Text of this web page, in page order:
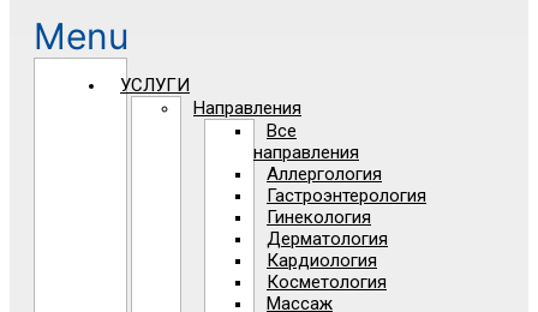
Menu
УСЛУГИ
Направления
Все
направления
Аллергология
Гастроэнтерология
Гинекология
Дерматология
Кардиология
Косметология
Массаж